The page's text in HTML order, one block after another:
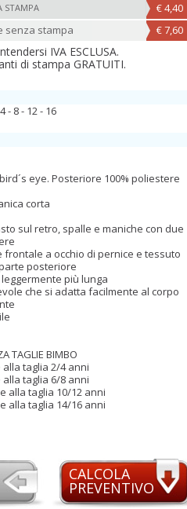
STAMPA
€ 4,40
senza stampa
€ 7,60
IVA ESCLUSA.
di stampa GRATUITI.
- 8 - 12 - 16
eye. Posteriore 100% poliestere
corta
sul retro, spalle e maniche con due
frontale a occhio di pernice e tessuto
posteriore
più lunga
che si adatta facilmente al corpo
TAGLIE BIMBO
taglia 2/4 anni
taglia 6/8 anni
alla taglia 10/12 anni
alla taglia 14/16 anni
CALCOLA
PREVENTIVO